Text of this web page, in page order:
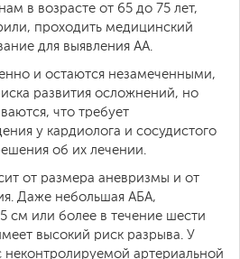
в возрасте от 65 до 75 лет,
проходить медицинский
для выявления AA.
и остаются незамеченными,
развития осложнений, но
что требует
у кардиолога и сосудистого
об их лечении.
от размера аневризмы и от
Даже небольшая АБА,
см или более в течение шести
высокий риск разрыва. У
артериальной